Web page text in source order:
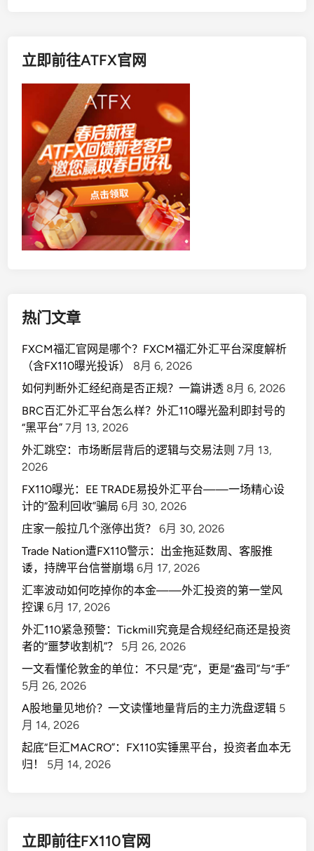
立即前往ATFX官网
热门文章
FXCM福汇官网是哪个？FXCM福汇外汇平台深度解析
（含FX110曝光投诉）
8月 6, 2026
如何判断外汇经纪商是否正规？一篇讲透 8月 6, 2026
BRC百汇外汇平台怎么样？外汇110曝光盈利即封号的
“黑平台” 7月 13, 2026
外汇跳空：市场断层背后的逻辑与交易法则 7月 13,
2026
FX110曝光：EE TRADE易投外汇平台——一场精心设
计的“盈利回收”骗局 6月 30, 2026
庄家一般拉几个涨停出货？
6月 30, 2026
Trade Nation遭FX110警示：出金拖延数周、客服推
诿，持牌平台信誉崩塌 6月 17, 2026
汇率波动如何吃掉你的本金——外汇投资的第一堂风
控课 6月 17, 2026
外汇110紧急预警：Tickmill究竟是合规经纪商还是投资
者的“噩梦收割机”？
5月 26, 2026
一文看懂伦敦金的单位：不只是“克”，更是“盎司”与“手”
5月 26, 2026
A股地量见地价？一文读懂地量背后的主力洗盘逻辑 5
月 14, 2026
起底“巨汇MACRO”：FX110实锤黑平台，投资者血本无
归！
5月 14, 2026
立即前往FX110官网